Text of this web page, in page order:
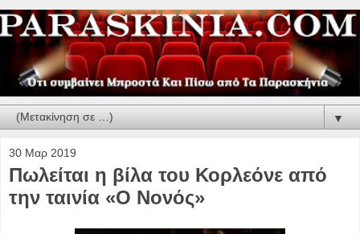
▼
30 Μαρ 2019
Πωλείται η βίλα του Κορλεόνε από
την ταινία «Ο Νονός»